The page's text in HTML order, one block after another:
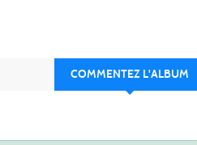
COMMENTEZ L'ALBUM